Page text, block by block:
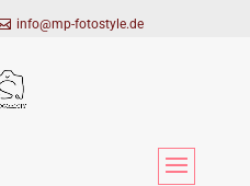
info@mp-fotostyle.de